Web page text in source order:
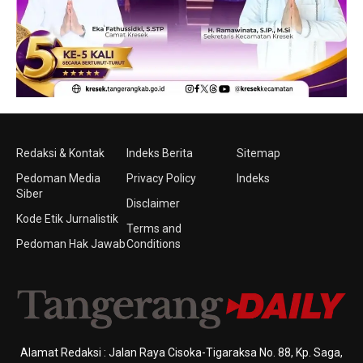
Redaksi & Kontak
Pedoman Media
Siber
Kode Etik Jurnalistik
Pedoman Hak Jawab
Indeks Berita
Privacy Policy
Disclaimer
Terms and
Conditions
Sitemap
Indeks
Alamat Redaksi : Jalan Raya Cisoka-Tigaraksa No. 88, Kp. Saga,